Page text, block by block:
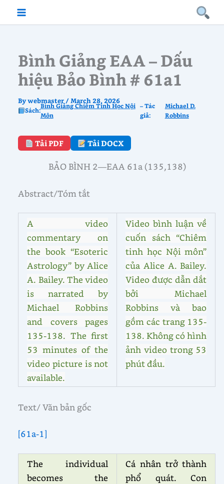
Bình Giảng EAA – Dấu
hiệu Bảo Bình # 61a1
Bywebmaster / March 28, 2026
Sách:
Bình Giảng Chiêm Tinh Học Nội
Môn
– Tác
giả:
Michael D.
Robbins
Tải PDF Tải DOCX
BẢO BÌNH 2—EAA 61a (135,138)
Abstract/Tóm tắt
A video
commentary on
the book “Esoteric
Astrology” by Alice
A. Bailey. The video
is narrated by
Michael Robbins
and covers pages
135-138. The first
53 minutes of the
video picture is not
available.
Video bình luận về
cuốn sách “Chiêm
tinh học Nội môn”
của Alice A. Bailey.
Video được dẫn dắt
bởi Michael
Robbins và bao
gồm các trang 135-
138. Không có hình
ảnh video trong 53
phút đầu.
Text/ Văn bản gốc
[61a-1]
The individual
becomes the
Cá nhân trở thành
phổ quát. Con